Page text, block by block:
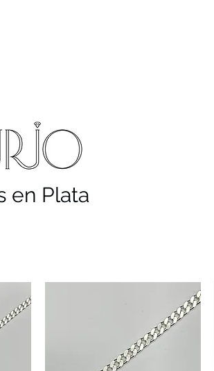
en Plata